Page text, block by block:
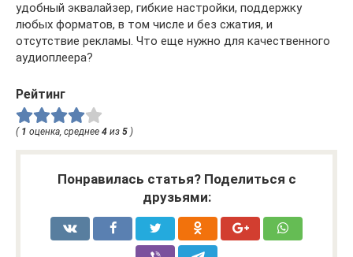
удобный эквалайзер, гибкие настройки, поддержку
любых форматов, в том числе и без сжатия, и
отсутствие рекламы. Что еще нужно для качественного
аудиоплеера?
Рейтинг
( 1 оценка, среднее 4 из 5 )
Понравилась статья? Поделиться с
друзьями: